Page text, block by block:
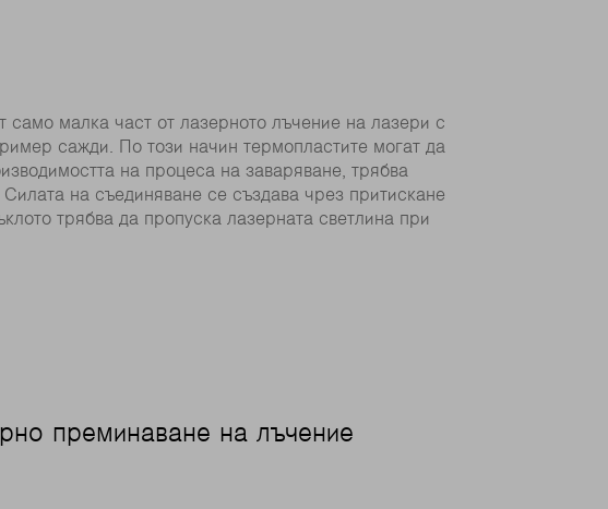
малка част от лазерното лъчение на лазери с
сажди. По този начин термопластите могат да
на процеса на заваряване, трябва
на съединяване се създава чрез притискане
трябва да пропуска лазерната светлина при
преминаване на лъчение